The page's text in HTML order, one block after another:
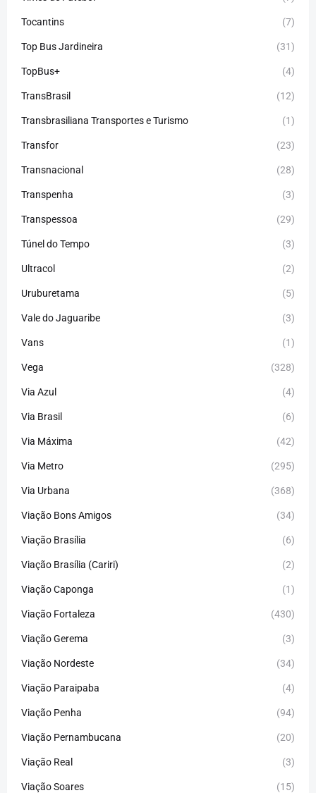
Tocantins (7)
Top Bus Jardineira (31)
TopBus+ (4)
TransBrasil (12)
Transbrasiliana Transportes e Turismo (1)
Transfor (23)
Transnacional (28)
Transpenha (3)
Transpessoa (29)
Túnel do Tempo (3)
Ultracol (2)
Uruburetama (5)
Vale do Jaguaribe (3)
Vans (1)
Vega (328)
Via Azul (4)
Via Brasil (6)
Via Máxima (42)
Via Metro (295)
Via Urbana (368)
Viação Bons Amigos (34)
Viação Brasília (6)
Viação Brasília (Cariri) (2)
Viação Caponga (1)
Viação Fortaleza (430)
Viação Gerema (3)
Viação Nordeste (34)
Viação Paraipaba (4)
Viação Penha (94)
Viação Pernambucana (20)
Viação Real (3)
Viação Soares (15)